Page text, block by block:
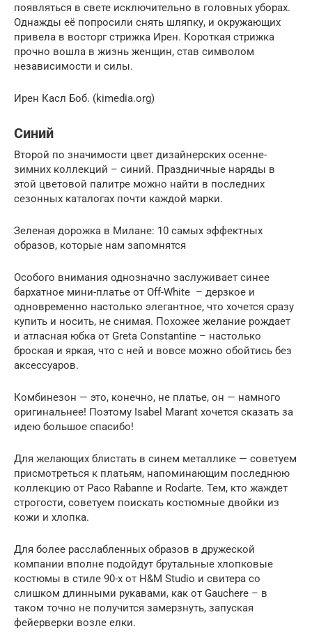
появляться в свете исключительно в головных уборах.
Однажды её попросили снять шляпку, и окружающих
привела в восторг стрижка Ирен. Короткая стрижка
прочно вошла в жизнь женщин, став символом
независимости и силы.
Ирен Касл Боб. (kimedia.org)
Синий
Второй по значимости цвет дизайнерских осенне-
зимних коллекций – синий. Праздничные наряды в
этой цветовой палитре можно найти в последних
сезонных каталогах почти каждой марки.
Зеленая дорожка в Милане: 10 самых эффектных
образов, которые нам запомнятся
Особого внимания однозначно заслуживает синее
бархатное мини-платье от Off-White – дерзкое и
одновременно настолько элегантное, что хочется сразу
купить и носить, не снимая. Похожее желание рождает
и атласная юбка от Greta Constantine – настолько
броская и яркая, что с ней и вовсе можно обойтись без
аксессуаров.
Комбинезон — это, конечно, не платье, он — намного
оригинальнее! Поэтому Isabel Marant хочется сказать за
идею большое спасибо!
Для желающих блистать в синем металлике — советуем
присмотреться к платьям, напоминающим последнюю
коллекцию от Paco Rabanne и Rodarte. Тем, кто жаждет
строгости, советуем поискать костюмные двойки из
кожи и хлопка.
Для более расслабленных образов в дружеской
компании вполне подойдут брутальные хлопковые
костюмы в стиле 90-х от H&M Studio и свитера со
слишком длинными рукавами, как от Gauchere – в
таком точно не получится замерзнуть, запуская
фейерверки возле елки.